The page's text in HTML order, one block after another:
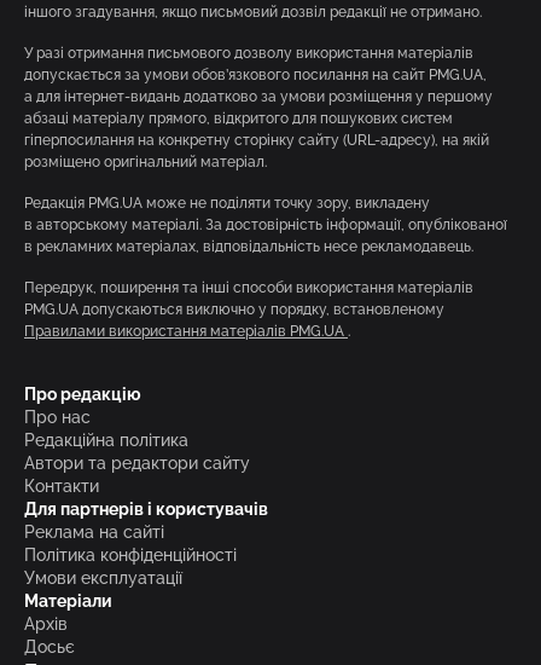
іншого згадування, якщо письмовий дозвіл редакції не отримано.
У разі отримання письмового дозволу використання матеріалів
допускається за умови обов’язкового посилання на сайт PMG.UA,
а для інтернет-видань додатково за умови розміщення у першому
абзаці матеріалу прямого, відкритого для пошукових систем
гіперпосилання на конкретну сторінку сайту (URL-адресу), на якій
розміщено оригінальний матеріал.
Редакція PMG.UA може не поділяти точку зору, викладену
в авторському матеріалі. За достовірність інформації, опублікованої
в рекламних матеріалах, відповідальність несе рекламодавець.
Передрук, поширення та інші способи використання матеріалів
PMG.UA допускаються виключно у порядку, встановленому
Правилами використання матеріалів PMG.UA .
Про редакцію
Про нас
Редакційна політика
Автори та редактори сайту
Контакти
Для партнерів і користувачів
Реклама на сайті
Політика конфіденційності
Умови експлуатації
Матеріали
Архів
Досьє